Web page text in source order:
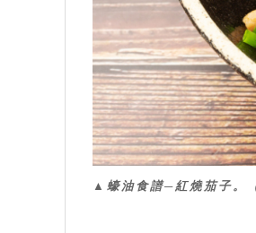
▲蠔油食譜─紅燒茄子。